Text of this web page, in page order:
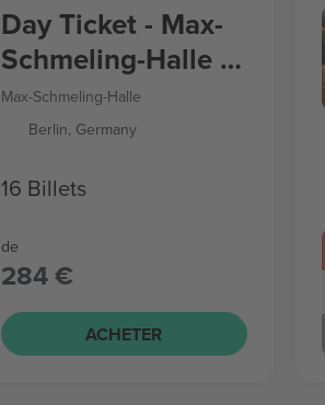
Day Ticket - Max-
Schmeling-Halle -
Women’s
Basketball World
Max-Schmeling-Halle
Berlin, Germany
16 Billets
de
284 €
ACHETER